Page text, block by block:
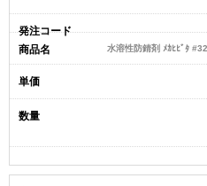
水溶性防錆剤 ﾒｶﾋﾋﾞﾀ